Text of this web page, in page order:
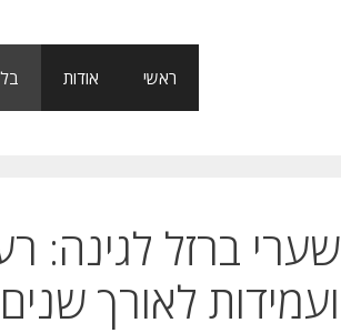
ראשי אודות
שערי ברזל לגינה:
ועמידות לאורך שנים